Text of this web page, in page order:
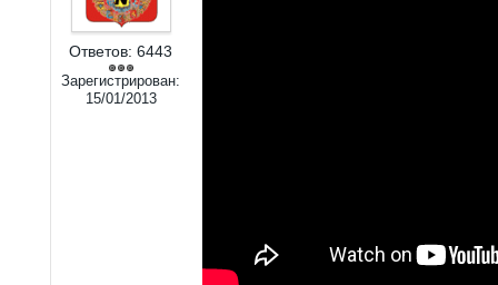
Ответов: 6443
Зарегистрирован:
15/01/2013